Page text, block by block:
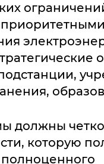
должны
которую
полноценного